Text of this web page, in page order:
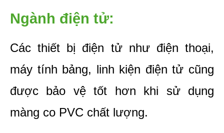
Ngành điện tử:
Các thiết bị điện tử như điện thoại,
máy tính bảng, linh kiện điện tử cũng
được bảo vệ tốt hơn khi sử dụng
màng co PVC chất lượng.